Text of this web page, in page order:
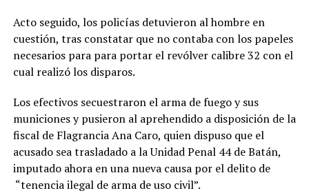
Acto seguido, los policías detuvieron al hombre en
cuestión, tras constatar que no contaba con los papeles
necesarios para para portar el revólver calibre 32 con el
cual realizó los disparos.
Los efectivos secuestraron el arma de fuego y sus
municiones y pusieron al aprehendido a disposición de la
fiscal de Flagrancia Ana Caro, quien dispuso que el
acusado sea trasladado a la Unidad Penal 44 de Batán,
imputado ahora en una nueva causa por el delito de
“tenencia ilegal de arma de uso civil”.